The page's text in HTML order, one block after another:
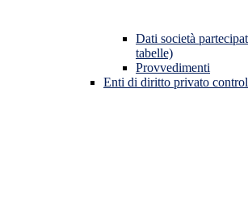
Dati società
tabelle)
Provvedimenti
Enti di diritto privato